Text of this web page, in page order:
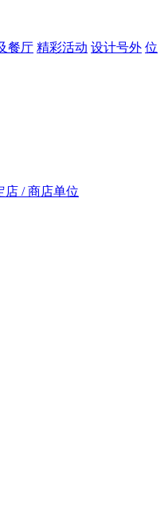
餐厅 精彩活动 设计号外 位
店 / 商店单位